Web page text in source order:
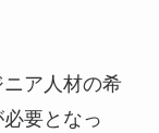
ア人材の希
要となっ